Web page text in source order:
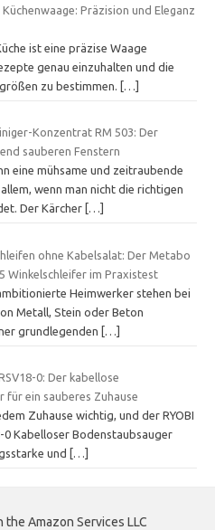
Küchenwaage: Präzision und Eleganz
ist eine präzise Waage
genau einzuhalten und die
zu bestimmen.
[…]
Konzentrat RM 503: Der
sauberen Fenstern
eine mühsame und zeitraubende
wenn man nicht die richtigen
Der Kärcher […]
ohne Kabelsalat: Der Metabo
Winkelschleifer im Praxistest
Heimwerker stehen bei
Metall, Stein oder Beton
grundlegenden […]
0: Der kabellose
für ein sauberes Zuhause
Zuhause wichtig, und der RYOBI
0 Kabelloser Bodenstaubsauger
und
[…]
Amazon Services LLC